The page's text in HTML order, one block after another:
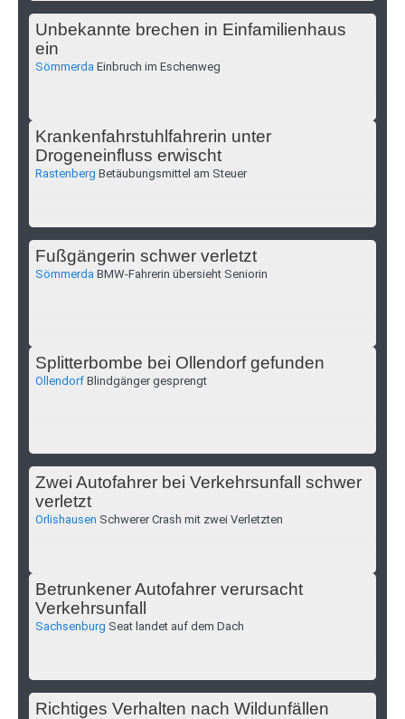
Unbekannte brechen in Einfamilienhaus
ein
Sömmerda Einbruch im Eschenweg
Krankenfahrstuhlfahrerin unter
Drogeneinfluss erwischt
Rastenberg Betäubungsmittel am Steuer
Fußgängerin schwer verletzt
Sömmerda BMW-Fahrerin übersieht Seniorin
Splitterbombe bei Ollendorf gefunden
Ollendorf Blindgänger gesprengt
Zwei Autofahrer bei Verkehrsunfall schwer
verletzt
Orlishausen Schwerer Crash mit zwei Verletzten
Betrunkener Autofahrer verursacht
Verkehrsunfall
Sachsenburg Seat landet auf dem Dach
Richtiges Verhalten nach Wildunfällen